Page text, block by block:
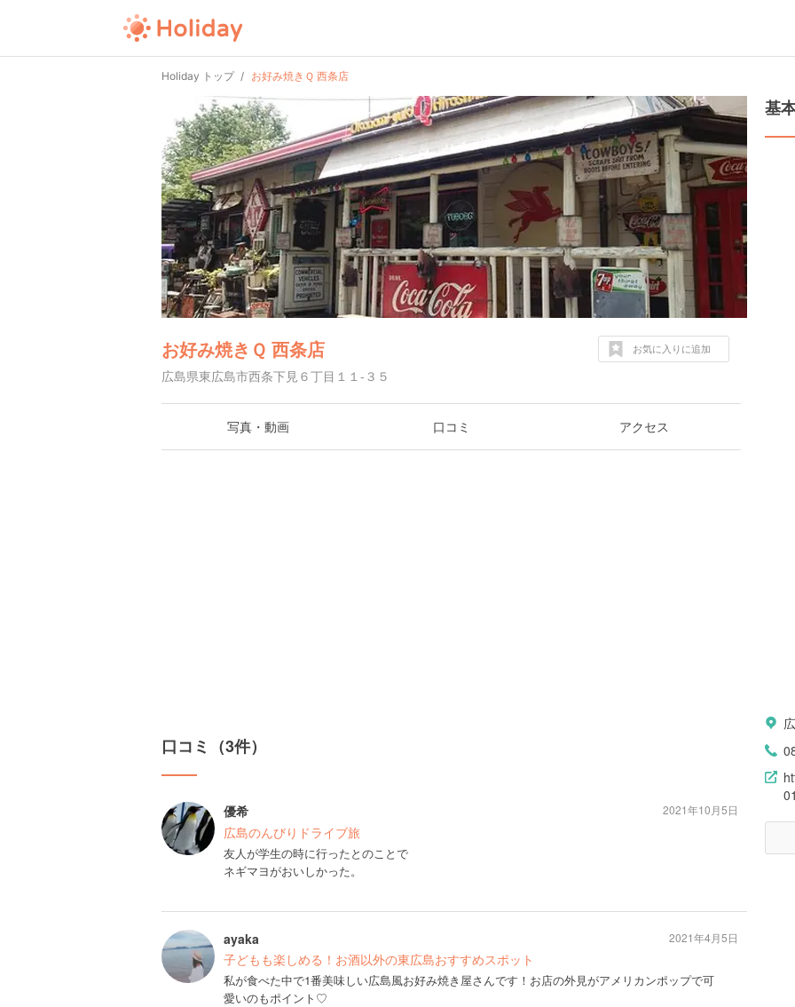
Holiday トップ お好み焼きＱ 西条店
お好み焼きＱ 西条店
広島県東広島市西条下見６丁目１１-３５
お気に入りに追加
写真・動画 口コミ アクセス
口コミ（3件）
優希
広島のんびりドライブ旅
友人が学生の時に行ったとのことで
ネギマヨがおいしかった。
2021年10月5日
ayaka
子どもも楽しめる！お酒以外の東広島おすすめスポット
私が食べた中で1番美味しい広島風お好み焼き屋さんです！お店の外見がアメリカンポップで可
愛いのもポイント♡
2021年4月5日
基